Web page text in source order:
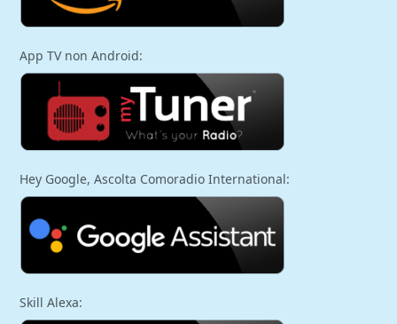
App TV non Android:
Hey Google, Ascolta Comoradio International:
Skill Alexa: